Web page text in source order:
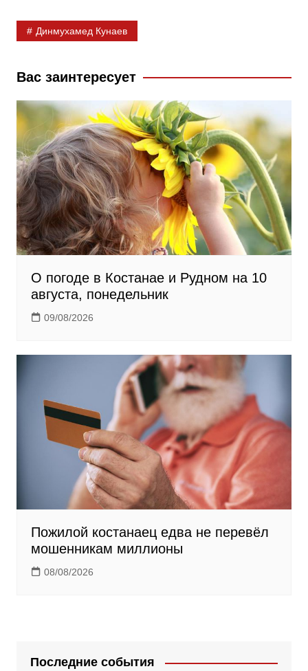
o
k
l
s
n
i
k
i
m
Динмухамед Кунаев
Вас заинтересует
О погоде в Костанае и Рудном на 10
августа, понедельник
09/08/2026
Пожилой костанаец едва не перевёл
мошенникам миллионы
08/08/2026
Последние события